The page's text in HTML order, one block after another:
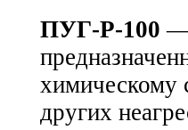
ПУГ-Р-100 —
химическому
других